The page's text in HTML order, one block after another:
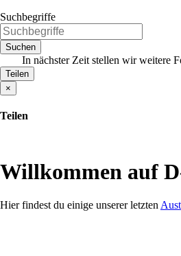
Suchbegriffe
Suchen
In nächster Zeit stellen wir weitere
Teilen
×
Teilen
Willkommen auf
Hier findest du einige unserer letzten